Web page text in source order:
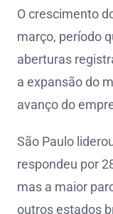
O crescimento
março, período
aberturas
a expansão do
avanço do
São Paulo
respondeu por
mas a maior
outros estados